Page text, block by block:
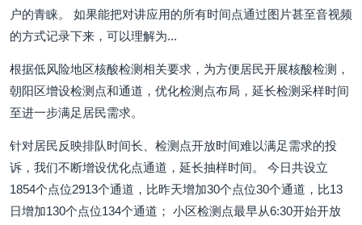
户的青睐。 如果能把对讲应用的所有时间点通过图片甚至音视频
的方式记录下来，可以理解为...
根据低风险地区核酸检测相关要求，为方便居民开展核酸检测，
朝阳区增设检测点和通道，优化检测点布局，延长检测采样时间
至进一步满足居民需求。
针对居民反映排队时间长、检测点开放时间难以满足需求的投
诉，我们不断增设优化点通道，延长抽样时间。 今日共设立
1854个点位2913个通道，比昨天增加30个点位30个通道，比13
日增加130个点位134个通道； 小区检测点最早从6:30开始开放